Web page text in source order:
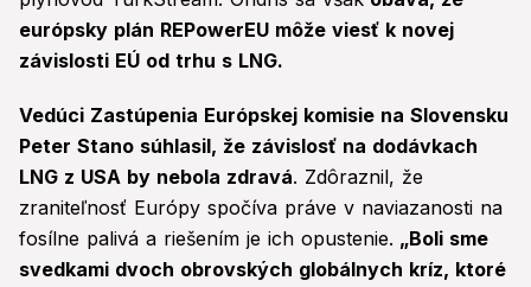
európsky plán REPowerEU môže viesť k novej
závislosti EÚ od trhu s LNG.
Vedúci Zastúpenia Európskej komisie na Slovensku
Peter Stano súhlasil, že závislosť na dodávkach
LNG z USA by nebola zdravá. Zdôraznil, že
zraniteľnosť Európy spočíva práve v naviazanosti na
fosílne palivá a riešením je ich opustenie. „Boli sme
svedkami dvoch obrovských globálnych kríz, ktoré